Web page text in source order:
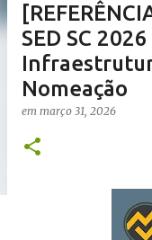
SED SC
Nomeação
em março 31, 2026